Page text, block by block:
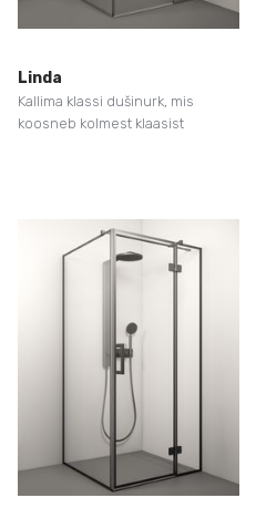
Linda
Kallima klassi dušinurk, mis
koosneb kolmest klaasist